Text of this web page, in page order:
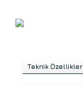
Teknik Özellikler